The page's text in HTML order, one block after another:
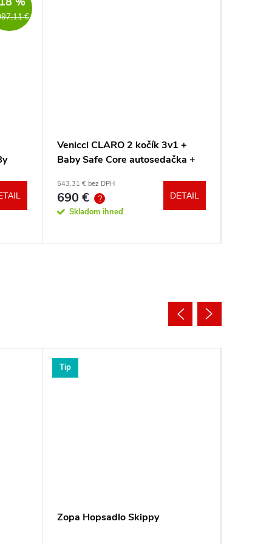
€
Venicci CLARO 2 kočík 3v1 +
Baby Safe Core autosedačka +
543,31 € bez DPH
690 € ?
Skladom ihneď
DETAIL
Tip
Zopa Hopsadlo Skippy